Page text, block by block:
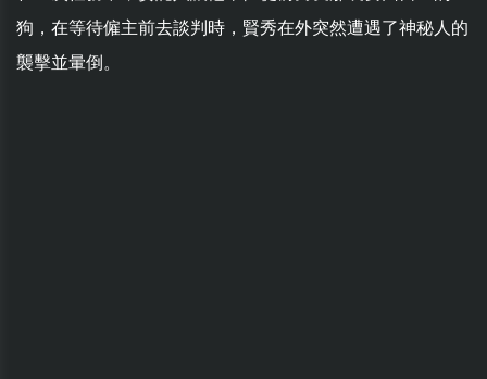
狗，在等待僱主前去談判時，賢秀在外突然遭遇了神秘人的
襲擊並暈倒。